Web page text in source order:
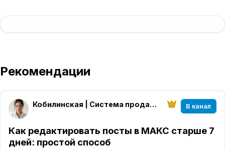
Рекомендации
Кобилинская | Система продаж из блога В канал
Как редактировать посты в МАКС старше 7
дней: простой способ